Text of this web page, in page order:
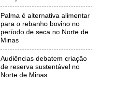
Palma é alternativa alimentar
para o rebanho bovino no
período de seca no Norte de
Minas
Audiências debatem criação
de reserva sustentável no
Norte de Minas